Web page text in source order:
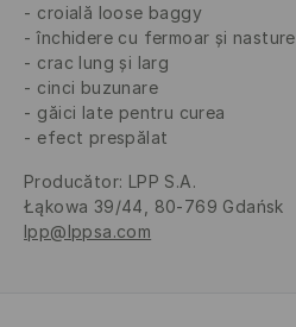
croială loose baggy
închidere cu fermoar și nasture
crac lung și larg
cinci buzunare
găici late pentru curea
efect prespălat
Producător: LPP S.A.
Łąkowa 39/44, 80-769 Gdańsk
lpp@lppsa.com